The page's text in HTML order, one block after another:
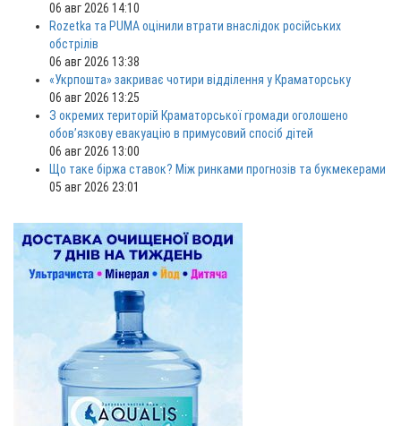
06 авг 2026 14:10
Rozetka та PUMA оцінили втрати внаслідок російських
обстрілів
06 авг 2026 13:38
«Укрпошта» закриває чотири відділення у Краматорську
06 авг 2026 13:25
З окремих територій Краматорської громади оголошено
обов’язкову евакуацію в примусовий спосіб дітей
06 авг 2026 13:00
Що таке біржа ставок? Між ринками прогнозів та букмекерами
05 авг 2026 23:01